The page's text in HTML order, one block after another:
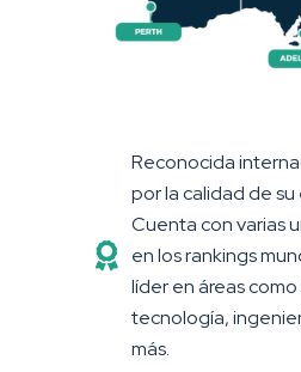
Reconocida
por la calidad de
Cuenta con varias
en los rankings
líder en áreas como
tecnología,
más.